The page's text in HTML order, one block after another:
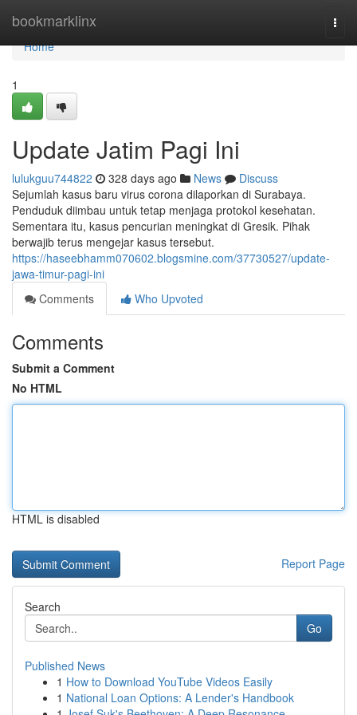
bookmarklinx
Home
Home
1
Update Jatim Pagi Ini
lulukguu744822 328 days ago News
Discuss
Sejumlah kasus baru virus corona dilaporkan di Surabaya.
Penduduk diimbau untuk tetap menjaga protokol kesehatan.
Sementara itu, kasus pencurian meningkat di Gresik. Pihak
berwajib terus mengejar kasus tersebut.
https://haseebhamm070602.blogsmine.com/37730527/update-
jawa-timur-pagi-ini
Comments
Who Upvoted
Comments
Submit a Comment
No HTML
HTML is disabled
Report Page
Search
Go
Published News
1 How to Download YouTube Videos Easily
1 National Loan Options: A Lender's Handbook